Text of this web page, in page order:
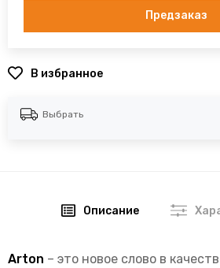
Предзаказ
В избранное
Выбрать
Описание
Arton – это новое слово в